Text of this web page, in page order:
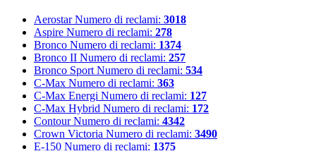
Aerostar Numero di reclami: 3018
Aspire Numero di reclami: 278
Bronco Numero di reclami: 1374
Bronco II Numero di reclami: 257
Bronco Sport Numero di reclami: 534
C-Max Numero di reclami: 363
C-Max Energi Numero di reclami: 127
C-Max Hybrid Numero di reclami: 172
Contour Numero di reclami: 4342
Crown Victoria Numero di reclami: 3490
E-150 Numero di reclami: 1375